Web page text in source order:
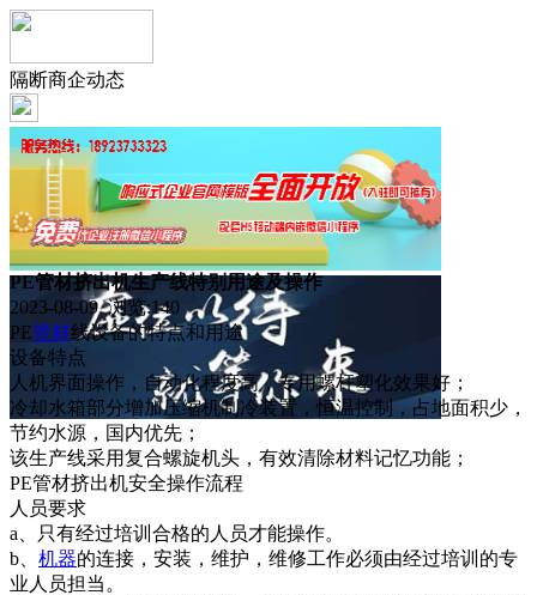
隔断商企动态
PE管材挤出机生产线特别用途及操作
2023-08-09 浏览:140
PE管材线设备的特点和用途
设备特点
人机界面操作，自动化程度高，专用螺杆塑化效果好；
冷却水箱部分增加压缩机制冷装置，恒温控制，占地面积少，
节约水源，国内优先；
该生产线采用复合螺旋机头，有效清除材料记忆功能；
PE管材挤出机安全操作流程
人员要求
a、只有经过培训合格的人员才能操作。
b、 机器的连接，安装，维护，维修工作必须由经过培训的专
业人员担当。